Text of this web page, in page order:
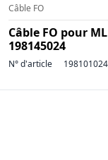
Câble FO
Câble FO pour
198145024
N° d'article